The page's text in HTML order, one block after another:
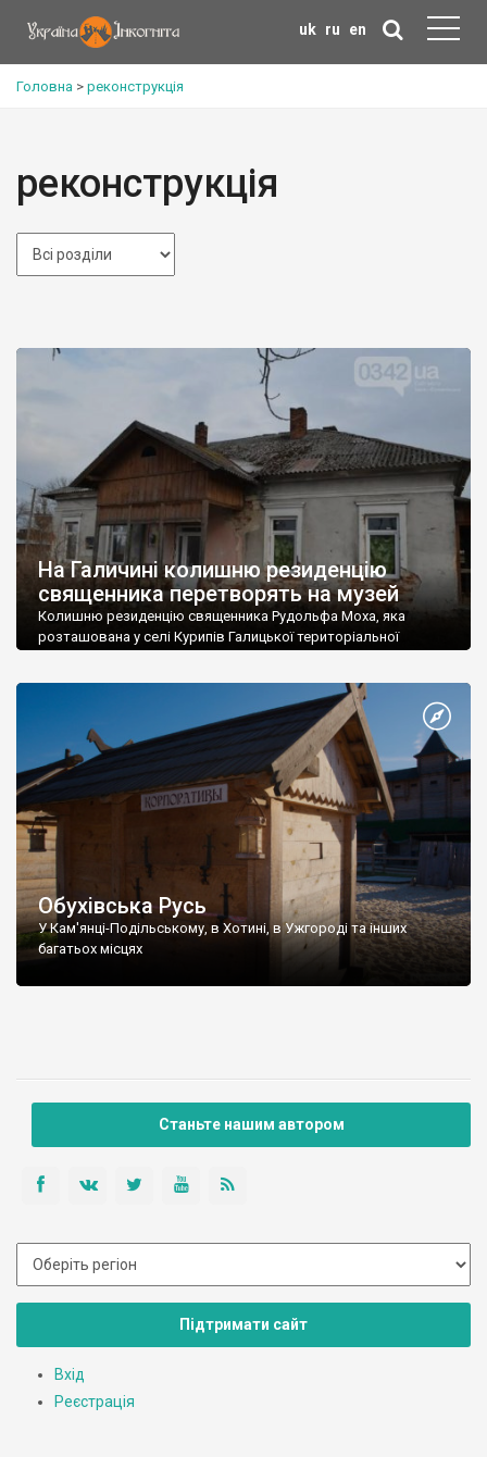
uk ru en
Головна > реконструкція
реконструкція
На Галичині колишню резиденцію
священника перетворять на музей
Колишню резиденцію священника Рудольфа Моха, яка
розташована у селі Курипів Галицької територіальної
прийняли на нараді міський голова Олег Кантор та
представники духовенства і галузі культури. На проєкт
“Реконструкція помешкання Рудольфа Моха, видатної
особистості Галичини, для пластової оселі” передбачили 500
тисяч гривень: 350 […]
Обухівська Русь
У Кам'янці-Подільському, в Хотині, в Ужгороді та інших
багатьох місцях
Станьте нашим автором
Підтримати сайт
Вхід
Реєстрація